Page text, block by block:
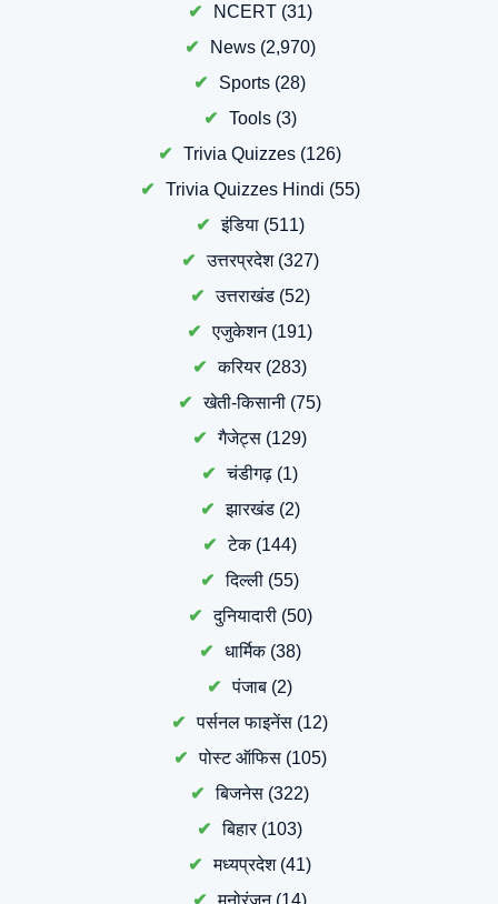
NCERT(31)
News(2,970)
Sports (28)
Tools(3)
Trivia Quizzes (126)
Trivia Quizzes Hindi (55)
इंडिया(511)
उत्तरप्रदेश(327)
उत्तराखंड(52)
एजुकेशन(191)
करियर(283)
खेती-किसानी (75)
गैजेट्स (129)
चंडीगढ़ (1)
झारखंड(2)
टेक(144)
दिल्ली (55)
दुनियादारी(50)
धार्मिक(38)
पंजाब (2)
पर्सनल फाइनेंस (12)
पोस्ट ऑफिस(105)
बिजनेस (322)
बिहार(103)
मध्यप्रदेश(41)
मनोरंजन(14)